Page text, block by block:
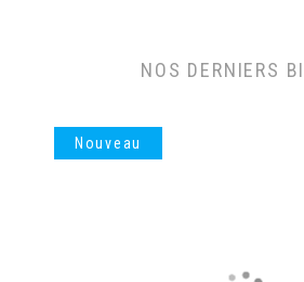
NOS DERNIERS
Nouveau